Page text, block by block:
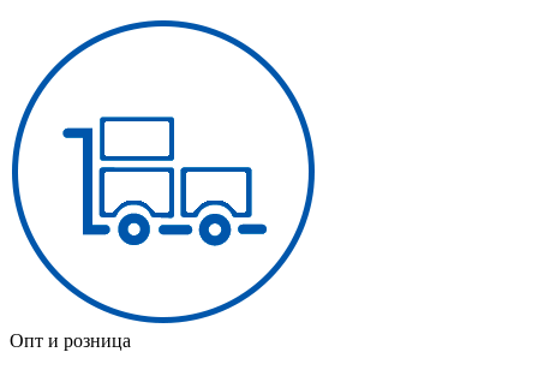
Опт и розница